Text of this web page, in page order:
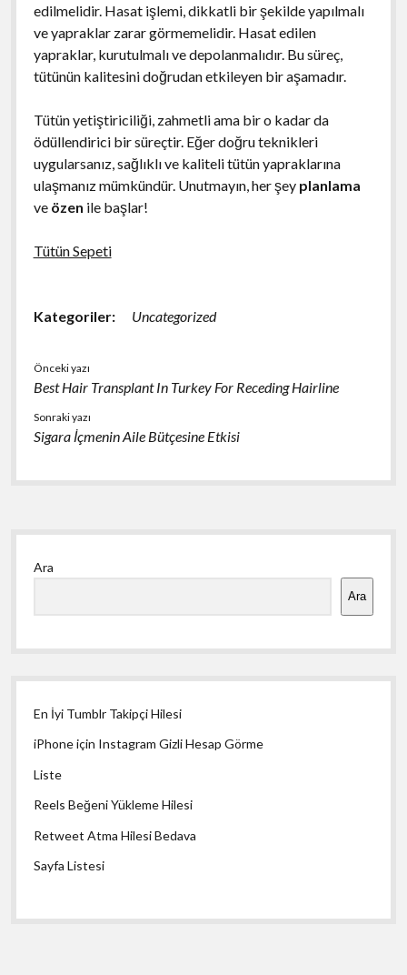
edilmelidir. Hasat işlemi, dikkatli bir şekilde yapılmalı
ve yapraklar zarar görmemelidir. Hasat edilen
yapraklar, kurutulmalı ve depolanmalıdır. Bu süreç,
tütünün kalitesini doğrudan etkileyen bir aşamadır.
Tütün yetiştiriciliği, zahmetli ama bir o kadar da
ödüllendirici bir süreçtir. Eğer doğru teknikleri
uygularsanız, sağlıklı ve kaliteli tütün yapraklarına
ulaşmanız mümkündür. Unutmayın, her şey planlama
ve özen ile başlar!
Tütün Sepeti
Kategoriler: Uncategorized
Önceki yazı
Best Hair Transplant In Turkey For Receding Hairline
Sonraki yazı
Sigara İçmenin Aile Bütçesine Etkisi
Yan
Menü
Ara
Ara
En İyi Tumblr Takipçi Hilesi
iPhone için Instagram Gizli Hesap Görme
Liste
Reels Beğeni Yükleme Hilesi
Retweet Atma Hilesi Bedava
Sayfa Listesi